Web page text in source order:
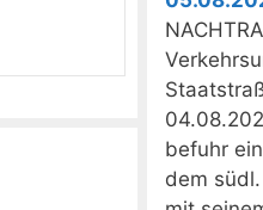
befuhr
dem